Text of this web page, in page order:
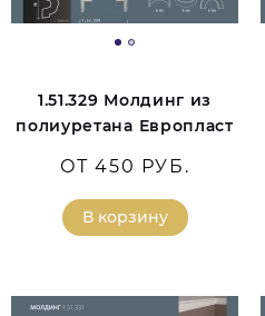
1.51.329 Молдинг из
полиуретана Европласт
ОТ 450 РУБ.
В корзину